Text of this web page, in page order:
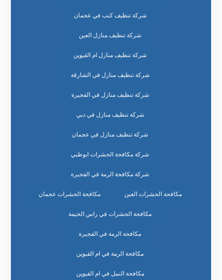
شركة تنظيف كنب في عجمان
شركة تنظيف منازل العين
شركة تنظيف منازل ام القيوين
شركة تنظيف منازل في الشارقة
شركة تنظيف منازل في الفجيرة
شركة تنظيف منازل في دبي
شركة تنظيف منازل في عجمان
شركة مكافحة الحشرات ابوظبي
شركة مكافحة الرمة في الفجيرة
مكافحة الحشرات العين مكافحة الحشرات عجمان
مكافحة الحشرات في راس الخيمة
مكافحة الرمة في الفجيرة
مكافحة الرمة في ام القيوين
مكافحة النمل في ام القيوين